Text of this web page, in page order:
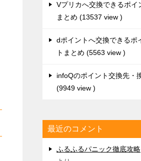
Vプリカへ交換できるポイ
まとめ
13537 view
dポイントへ交換できるポ
トまとめ
5563 view
infoQのポイント交換先・
9949 view
最近のコメント
ふるふるパニック徹底攻略